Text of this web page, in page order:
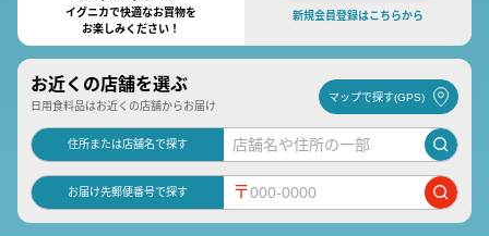
イグニカで快適なお買物を
お楽しみください！
新規会員登録はこちらから
お近くの店舗を選ぶ
日用食料品はお近くの店舗からお届け
マップで探す(GPS)
住所または店舗名で探す
お届け先郵便番号で探す 〒